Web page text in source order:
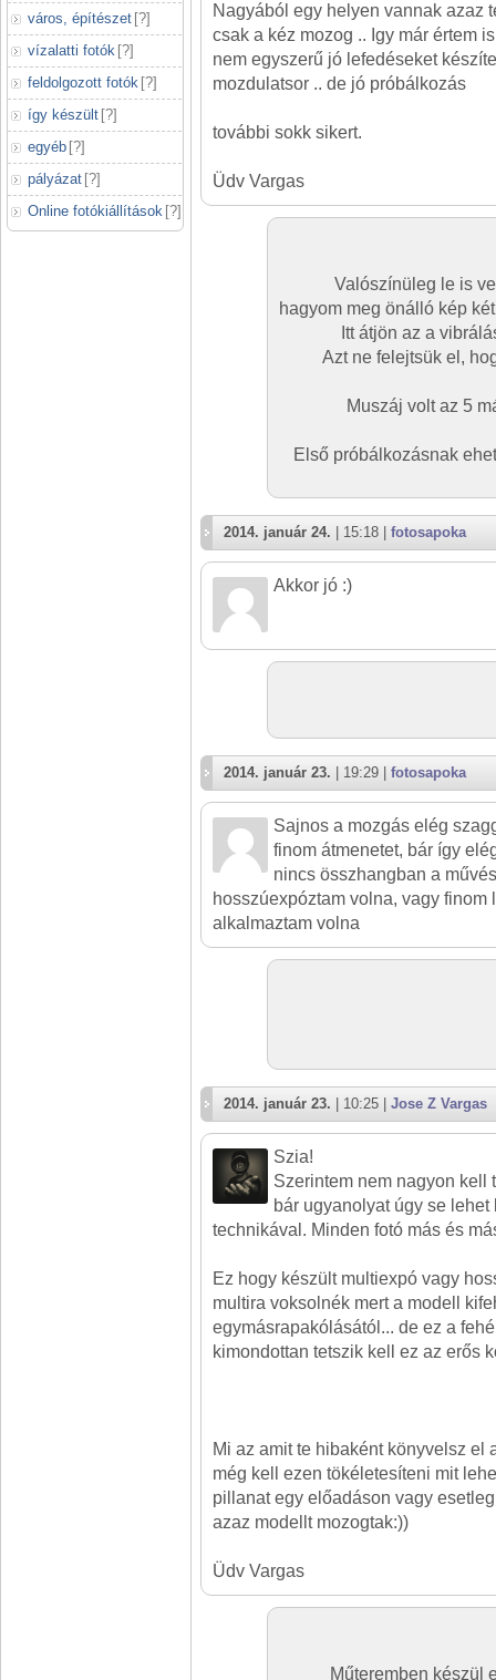
város, építészet [?]
vízalatti fotók [?]
feldolgozott fotók [?]
így készült [?]
egyéb [?]
pályázat [?]
Online fotókiállítások [?]
Nagyából egy helyen vannak azaz
csak a kéz mozog .. Igy már értem
nem egyszerű jó lefedéseket
mozdulatsor .. de jó próbálkozás
további sokk sikert.
Üdv Vargas
Valószínüleg le is
hagyom meg önálló kép
Itt átjön az a
Azt ne felejtsük el,
Muszáj volt az 5
Első próbálkozásnak
2014. január 24. | 15:18 | fotosapoka
Akkor jó :)
2014. január 23. | 19:29 | fotosapoka
Sajnos a mozgás elég
finom átmenetet, bár így
nincs összhangban a
hosszúexpóztam volna, vagy finom
alkalmaztam volna
2014. január 23. | 10:25 | Jose Z Vargas
Szia!
Szerintem nem nagyon kell
bár ugyanolyat úgy se
technikával. Minden fotó más és
Ez hogy készült multiexpó vagy
multira voksolnék mert a modell
egymásrapakólásától... de ez a
kimondottan tetszik kell ez az erős
Mi az amit te hibaként könyvelsz el
még kell ezen tökéletesíteni mit
pillanat egy előadáson vagy
azaz modellt mozogtak:))
Üdv Vargas
Műteremben készül